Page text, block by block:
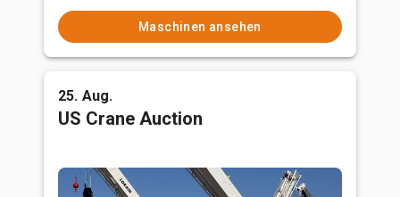
Maschinen ansehen
25. Aug.
US Crane Auction